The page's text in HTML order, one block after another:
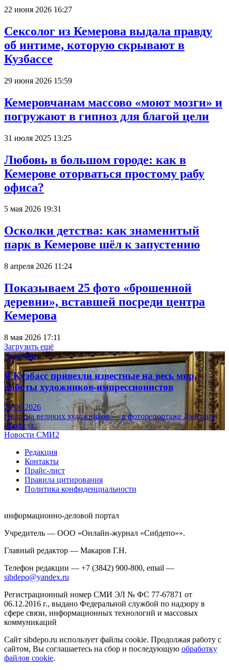
22 июня 2026 16:27
Сексолог из Кемерова выдала правду
об интиме, которую скрывают в
Кузбассе
29 июня 2026 15:59
Кемеровчанам массово «моют мозги» и
погружают в гипноз для благой цели
31 июля 2025 13:25
Любовь в большом городе: как в
Кемерове оторваться простому рабу
офиса?
5 мая 2026 19:31
Осколки детства: как знаменитый
парк в Кемерове шёл к запустению
8 апреля 2026 11:24
Показываем 25 фото «брошенной
деревни», вставшей посреди центра
Кемерова
8 мая 2026 17:11
Загрузить ещё
Культура
В Кузбасс привезли известные на весь мир
работы художников-импрессионистов
23.06.2026
Полотна великих художников — в фоторепортаже Дмитрия
Верфеля.
Новости СМИ2
Редакция
Контакты
Прайс-лист
Правила цитирования
Политика конфиденциальности
информационно-деловой портал
Учредитель — ООО «Онлайн-журнал «Сибдепо»».
Главный редактор — Макаров Г.Н.
Телефон редакции — +7 (3842) 900-800, email —
sibdepo@yandex.ru
Регистрационный номер СМИ ЭЛ № ФС 77-67871 от
06.12.2016 г., выдано Федеральной службой по надзору в
сфере связи, информационных технологий и массовых
коммуникаций
Сайт sibdepo.ru использует файлы cookie. Продолжая работу с
сайтом, Вы соглашаетесь на сбор и последующую обработку
файлов cookie.